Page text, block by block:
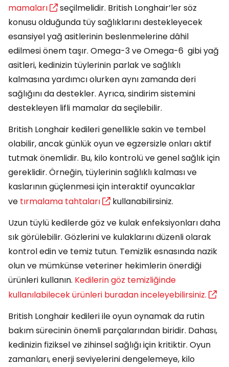
mamaları
seçilmelidir. British Longhair’ler söz
konusu olduğunda tüy sağlıklarını destekleyecek
esansiyel yağ asitlerinin beslenmelerine dâhil
edilmesi önem taşır. Omega-3 ve Omega-6 gibi yağ
asitleri, kedinizin tüylerinin parlak ve sağlıklı
kalmasına yardımcı olurken aynı zamanda deri
sağlığını da destekler. Ayrıca, sindirim sistemini
destekleyen lifli mamalar da seçilebilir.
British Longhair kedileri genellikle sakin ve tembel
olabilir, ancak günlük oyun ve egzersizle onları aktif
tutmak önemlidir. Bu, kilo kontrolü ve genel sağlık için
gereklidir. Örneğin, tüylerinin sağlıklı kalması ve
kaslarının güçlenmesi için interaktif oyuncaklar
ve tırmalama tahtaları
kullanabilirsiniz.
Uzun tüylü kedilerde göz ve kulak enfeksiyonları daha
sık görülebilir. Gözlerini ve kulaklarını düzenli olarak
kontrol edin ve temiz tutun. Temizlik esnasında nazik
olun ve mümkünse veteriner hekimlerin önerdiği
ürünleri kullanın. Kedilerin göz temizliğinde
kullanılabilecek ürünleri buradan inceleyebilirsiniz.
British Longhair kedileri ile oyun oynamak da rutin
bakım sürecinin önemli parçalarından biridir. Dahası,
kedinizin fiziksel ve zihinsel sağlığı için kritiktir. Oyun
zamanları, enerji seviyelerini dengelemeye, kilo